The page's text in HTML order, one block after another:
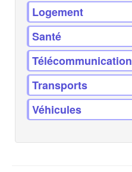
Logement
Santé
Télécommunication
Transports
Véhicules